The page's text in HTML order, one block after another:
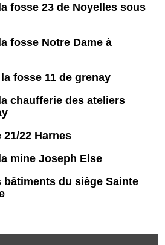
fosse 23 de Noyelles sous
fosse Notre Dame à
fosse 11 de grenay
chaufferie des ateliers
22 Harnes
mine Joseph Else
bâtiments du siège Sainte